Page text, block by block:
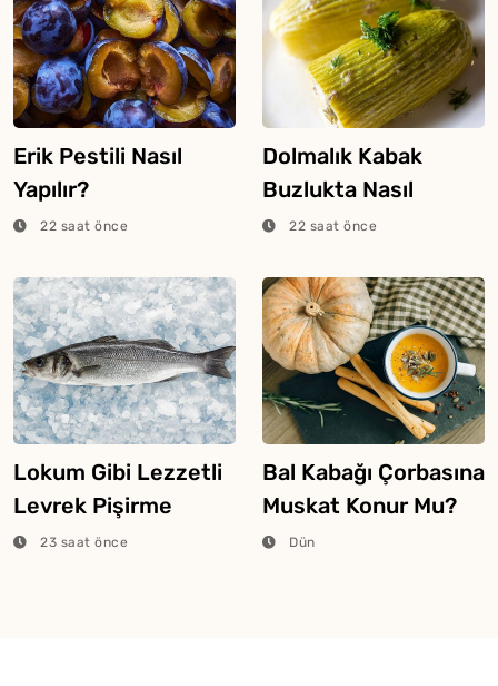
Erik Pestili Nasıl
Yapılır?
22 saat önce
Dolmalık Kabak
Buzlukta Nasıl
Saklanır?
22 saat önce
Lokum Gibi Lezzetli
Levrek Pişirme
Tüyosu
23 saat önce
Bal Kabağı Çorbasına
Muskat Konur Mu?
Dün